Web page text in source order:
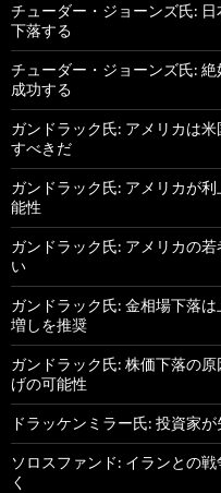
チューダー・ジョーンズ氏:
下落する
チューダー・ジョーンズ氏:
成功する
ガンドラック氏: アメリカは
すべきだ
ガンドラック氏: アメリカが
能性
ガンドラック氏: アメリカの
い
ガンドラック氏: 金相場下落
増しを推奨
ガンドラック氏: 株価下落の
げの可能性
ドラッケンミラー氏: 投資家
ソロスファンド: イランとの
く